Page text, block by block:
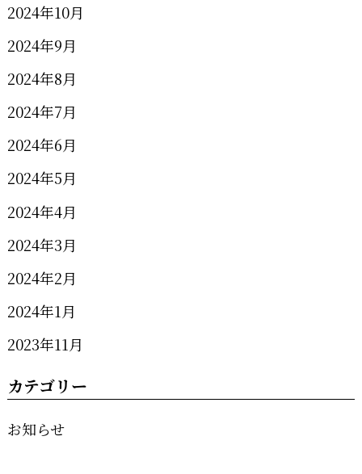
2024年10月
2024年9月
2024年8月
2024年7月
2024年6月
2024年5月
2024年4月
2024年3月
2024年2月
2024年1月
2023年11月
カテゴリー
お知らせ